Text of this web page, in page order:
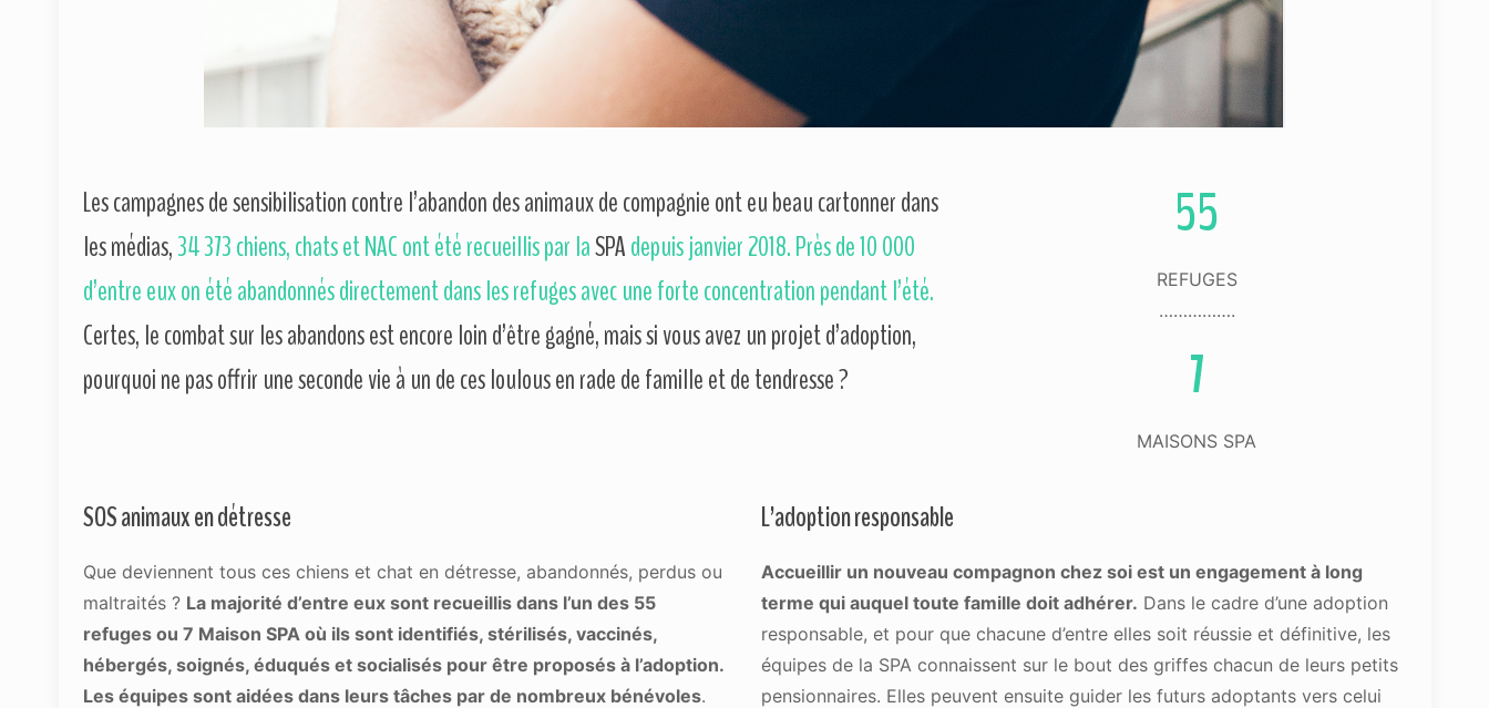
Les campagnes de sensibilisation contre l’abandon des animaux de compagnie ont eu beau cartonner dans
les médias,34 373 chiens, chats et NAC ont été recueillis par laSPAdepuis janvier 2018. Près de 10 000
d’entre eux on été abandonnés directement dans les refuges avec une forte concentration pendant l’été.
Certes, le combat sur les abandons est encore loin d’être gagné, mais si vous avez un projet d’adoption,
pourquoi ne pas offrir une seconde vie à un de ces loulous en rade de famille et de tendresse ?
55
REFUGES
…………….
7
MAISONS SPA
SOS animaux en détresse
Que deviennent tous ces chiens et chat en détresse, abandonnés, perdus ou
maltraités ? La majorité d’entre eux sont recueillis dans l’un des 55
refuges ou 7 Maison SPA où ils sont identifiés, stérilisés, vaccinés,
hébergés, soignés, éduqués et socialisés pour être proposés à l’adoption.
Les équipes sont aidées dans leurs tâches par de nombreux bénévoles.
L’adoption responsable
Accueillir un nouveau compagnon chez soi est un engagement à long
terme qui auquel toute famille doit adhérer. Dans le cadre d’une adoption
responsable, et pour que chacune d’entre elles soit réussie et définitive, les
équipes de la SPA connaissent sur le bout des griffes chacun de leurs petits
pensionnaires. Elles peuvent ensuite guider les futurs adoptants vers celui